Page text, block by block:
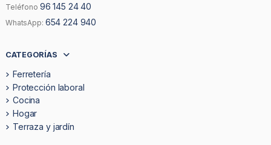
Teléfono 96 145 24 40
WhatsApp: 654 224 940
CATEGORÍAS
Ferretería
Protección laboral
Cocina
Hogar
Terraza y jardín